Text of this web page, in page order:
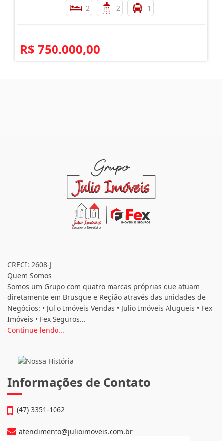
2 2 1
R$ 750.000,00
CRECI: 2608-J
Quem Somos
Somos um Grupo com quatro marcas próprias que atuam
diretamente em Brusque e Região através das unidades de
Negócios: • Julio Imóveis Vendas • Julio Imóveis Alugueis • Fex
Imóveis • Fex Seguros...
Continue lendo...
Informações de Contato
(47) 3351-1062
atendimento@julioimoveis.com.br